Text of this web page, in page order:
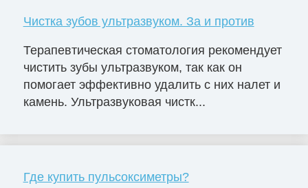
Чистка зубов ультразвуком. За и против
Терапевтическая стоматология рекомендует
чистить зубы ультразвуком, так как он
помогает эффективно удалить с них налет и
камень. Ультразвуковая чистк...
Где купить пульсоксиметры?